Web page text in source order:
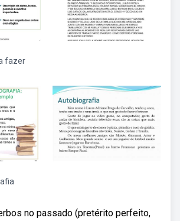
fazer
no passado (pretérito perfeito,